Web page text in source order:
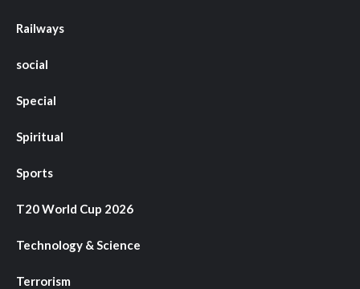
Railways
social
Special
Spiritual
Sports
T20 World Cup 2026
Technology & Science
Terrorism